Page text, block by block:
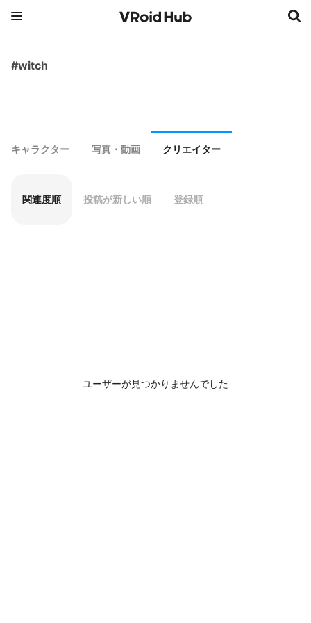
#witch
キャラクター 写真・動画 クリエイター
関連度順 投稿が新しい順 登録順
ユーザーが見つかりませんでした